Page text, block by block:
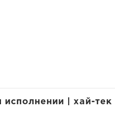
| хай-тек |